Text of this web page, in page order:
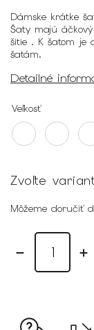
Dámske krátke
Šaty majú
šitie . K šatom je
šatám.
Detailné
Veľkosť
Zvoľte
Môžeme doručiť